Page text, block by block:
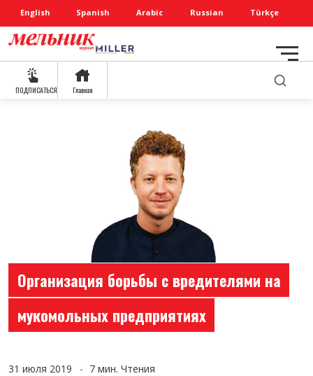
English Spanish Arabic Russian Türkçe
ПОДПИСАТЬСЯ Главная
Организация борьбы с вредителями на
мукомольных предприятиях
31 июля 2019 7 мин. Чтения